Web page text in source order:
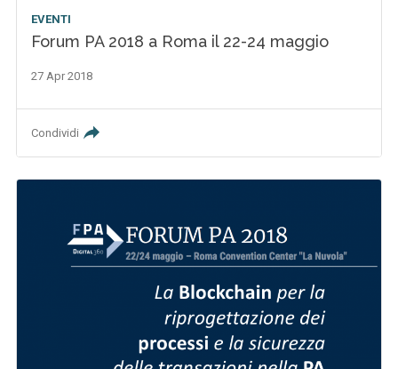
EVENTI
Forum PA 2018 a Roma il 22-24 maggio
27 Apr 2018
Condividi